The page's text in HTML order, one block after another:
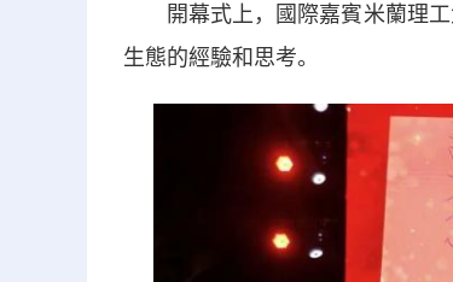
開幕式上，國際嘉賓米蘭理工
生態的經驗和思考。